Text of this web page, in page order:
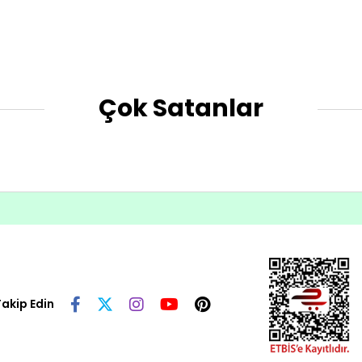
Çok Satanlar
Edin